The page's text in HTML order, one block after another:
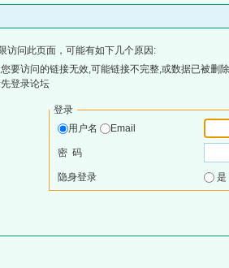
访问此页面，可能有如下几个原因:
要访问的链接无效,可能链接不完整,或数据已被删
登录论坛
登录
用户名
Email
密 码
隐身登录